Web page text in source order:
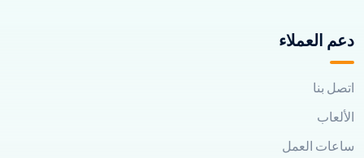
دعم العملاء
اتصل بنا
الألعاب
ساعات العمل